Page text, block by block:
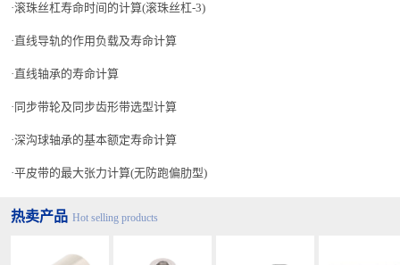
与T4.0・4.5的弯曲平行的长孔的f为（9）。
根据上述加工极限值来指定有尺寸时，孔就有可能会变形。
板厚（T）
SPHC
SUS304
滚珠丝杠寿命时间的计算(滚珠丝杠-3)
直线导轨的作用负载及寿命计算
直线轴承的寿命计算
同步带轮及同步齿形带选型计算
深沟球轴承的基本额定寿命计算
平皮带的最大张力计算(无防跑偏肋型)
热卖产品 Hot selling products